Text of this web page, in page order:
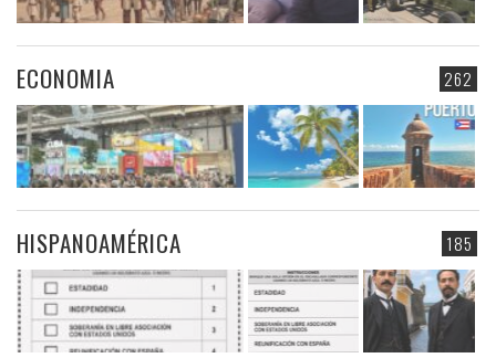
262
ECONOMIA
185
HISPANOAMÉRICA